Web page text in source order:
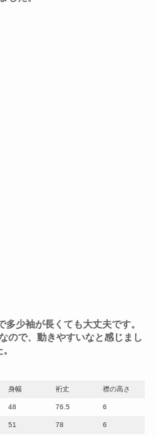
少袖が長くても大丈夫です。
ので、動きやすいなと感じまし
身幅 裄丈 襟の高さ
48 76.5 6
51 78 6